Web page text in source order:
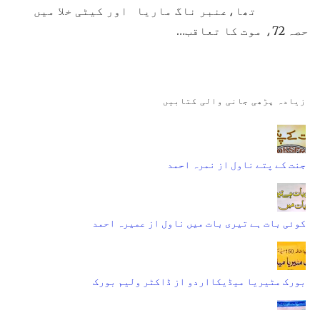
تھا،عنبر ناگ ماریا اور کیٹی خلا میں
حصہ 72، موت کا تعاقب…
زیادہ پڑھی جانی والی کتابیں
جنت کے پتے ناول از نمرہ احمد
کوئی بات ہے تیری بات میں ناول از عمیرہ احمد
بورک مٹیریا میڈیکااردو از ڈاکٹر ولیم بورک